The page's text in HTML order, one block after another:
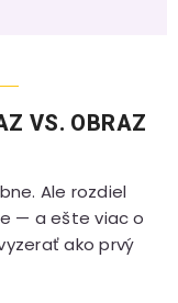
VS. OBRAZ
Ale rozdiel
— a ešte viac o
ako prvý